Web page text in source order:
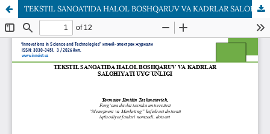
TEKSTIL SANOATIDA HALOL BOSHQARUV VA KADRLAR SALOHIYATI UYG‘UNLIGI